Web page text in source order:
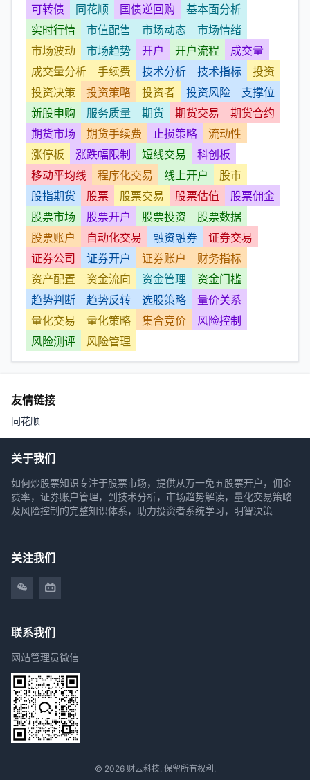
可转债
同花顺 国债逆回购
基本面分析
实时行情
市值配售 市场动态
市场情绪
市场波动
市场趋势 开户 开户流程
成交量
成交量分析
手续费 技术分析 技术指标
投资
投资决策
投资策略 投资者 投资风险
支撑位
新股申购
服务质量 期货 期货交易
期货合约
期货市场
期货手续费 止损策略
流动性
涨停板
涨跌幅限制 短线交易
科创板
移动平均线
程序化交易 线上开户
股市
股指期货
股票 股票交易 股票估值
股票佣金
股票市场
股票开户 股票投资
股票数据
股票账户
自动化交易 融资融券
证券交易
证券公司
证券开户 证券账户
财务指标
资产配置
资金流向 资金管理
资金门槛
趋势判断
趋势反转 选股策略
量价关系
量化交易
量化策略 集合竞价
风险控制
风险测评
风险管理
友情链接
同花顺
关于我们
如何炒股票知识专注于股票市场，提供从万一免五股票开户，佣金
费率，证券账户管理，到技术分析，市场趋势解读，量化交易策略
及风险控制的完整知识体系，助力投资者系统学习，明智决策
关注我们
联系我们
网站管理员微信
© 2026 财云科技. 保留所有权利.